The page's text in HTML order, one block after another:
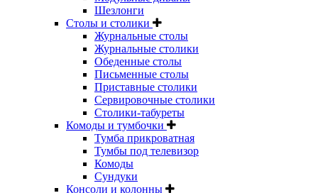
Шезлонги
Столы и столики
Журнальные столы
Журнальные столики
Обеденные столы
Письменные столы
Приставные столики
Сервировочные столики
Столики-табуреты
Комоды и тумбочки
Тумба прикроватная
Тумбы под телевизор
Комоды
Сундуки
Консоли и колонны